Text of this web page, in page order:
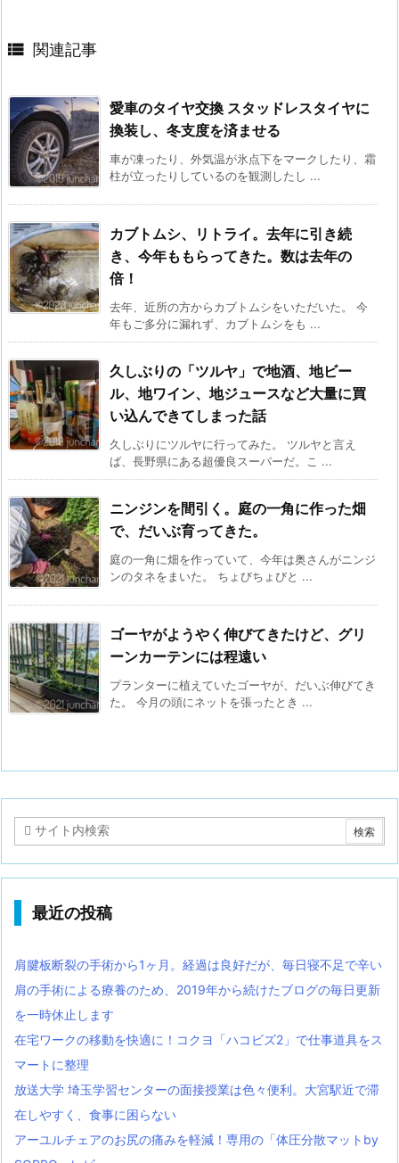
 関連記事
愛車のタイヤ交換 スタッドレスタイヤに
換装し、冬支度を済ませる
車が凍ったり、外気温が氷点下をマークしたり、霜
柱が立ったりしているのを観測したし ...
カブトムシ、リトライ。去年に引き続
き、今年ももらってきた。数は去年の
倍！
去年、近所の方からカブトムシをいただいた。 今
年もご多分に漏れず、カブトムシをも ...
久しぶりの「ツルヤ」で地酒、地ビー
ル、地ワイン、地ジュースなど大量に買
い込んできてしまった話
久しぶりにツルヤに行ってみた。 ツルヤと言え
ば、長野県にある超優良スーパーだ。こ ...
ニンジンを間引く。庭の一角に作った畑
で、だいぶ育ってきた。
庭の一角に畑を作っていて、今年は奥さんがニンジ
ンのタネをまいた。 ちょびちょびと ...
ゴーヤがようやく伸びてきたけど、グリ
ーンカーテンには程遠い
プランターに植えていたゴーヤが、だいぶ伸びてき
た。 今月の頭にネットを張ったとき ...
最近の投稿
肩腱板断裂の手術から1ヶ月。経過は良好だが、毎日寝不足で辛い
肩の手術による療養のため、2019年から続けたブログの毎日更新
を一時休止します
在宅ワークの移動を快適に！コクヨ「ハコビズ2」で仕事道具をス
マートに整理
放送大学 埼玉学習センターの面接授業は色々便利。大宮駅近で滞
在しやすく、食事に困らない
アーユルチェアのお尻の痛みを軽減！専用の「体圧分散マットby